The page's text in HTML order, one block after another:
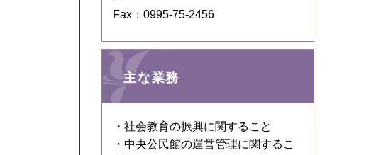
Fax：0995-75-2456
主な業務
・社会教育の振興に関すること
・中央公民館の運営管理に関するこ